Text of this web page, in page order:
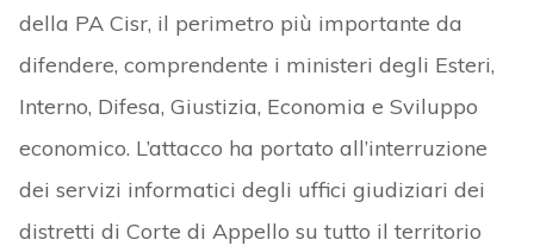
della PA Cisr, il perimetro più importante da
difendere, comprendente i ministeri degli Esteri,
Interno, Difesa, Giustizia, Economia e Sviluppo
economico. L’attacco ha portato all’interruzione
dei servizi informatici degli uffici giudiziari dei
distretti di Corte di Appello su tutto il territorio